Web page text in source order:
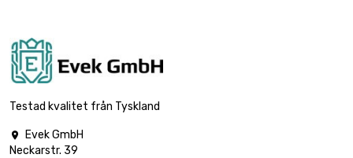
Testad kvalitet från Tyskland

Evek GmbH
Neckarstr. 39